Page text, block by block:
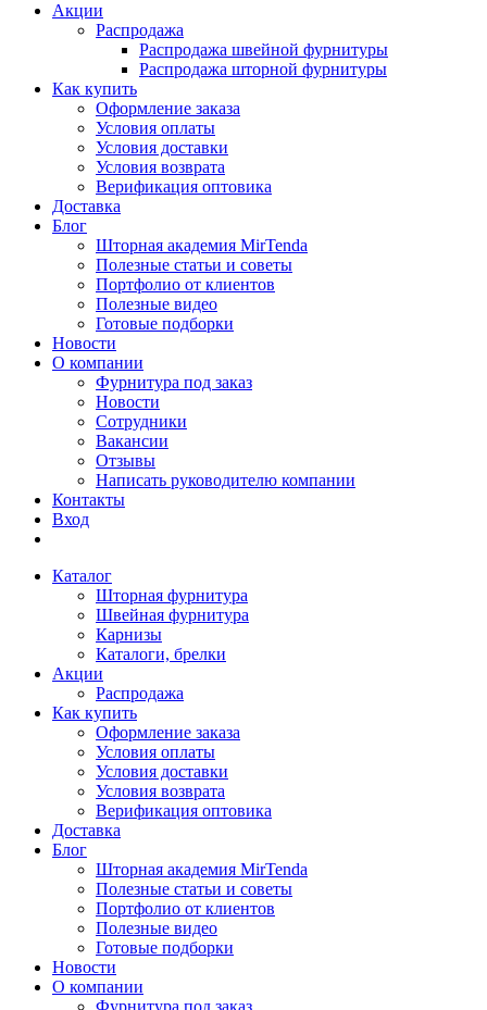
Акции
Распродажа
Распродажа швейной фурнитуры
Распродажа шторной фурнитуры
Как купить
Оформление заказа
Условия оплаты
Условия доставки
Условия возврата
Верификация оптовика
Доставка
Блог
Шторная академия MirTenda
Полезные статьи и советы
Портфолио от клиентов
Полезные видео
Готовые подборки
Новости
О компании
Фурнитура под заказ
Новости
Сотрудники
Вакансии
Отзывы
Написать руководителю компании
Контакты
Вход
Каталог
Шторная фурнитура
Швейная фурнитура
Карнизы
Каталоги, брелки
Акции
Распродажа
Как купить
Оформление заказа
Условия оплаты
Условия доставки
Условия возврата
Верификация оптовика
Доставка
Блог
Шторная академия MirTenda
Полезные статьи и советы
Портфолио от клиентов
Полезные видео
Готовые подборки
Новости
О компании
Фурнитура под заказ